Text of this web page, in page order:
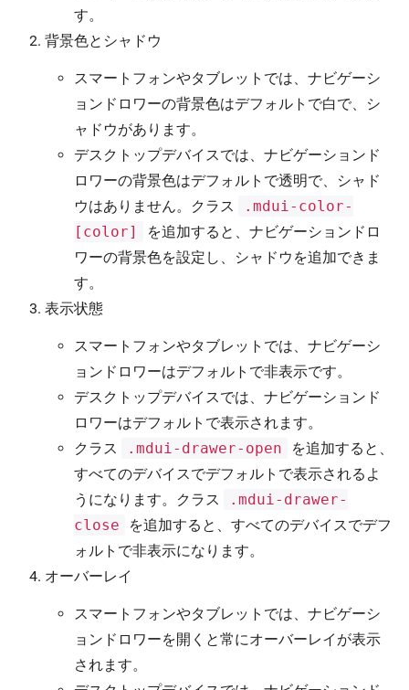
す。
背景色とシャドウ
スマートフォンやタブレットでは、ナビゲーシ
ョンドロワーの背景色はデフォルトで白で、シ
ャドウがあります。
デスクトップデバイスでは、ナビゲーションド
ロワーの背景色はデフォルトで透明で、シャド
ウはありません。クラス
.mdui-color-
[color]
を追加すると、ナビゲーションドロ
ワーの背景色を設定し、シャドウを追加できま
す。
表示状態
スマートフォンやタブレットでは、ナビゲーシ
ョンドロワーはデフォルトで非表示です。
デスクトップデバイスでは、ナビゲーションド
ロワーはデフォルトで表示されます。
クラス
.mdui-drawer-open
を追加すると、
すべてのデバイスでデフォルトで表示されるよ
うになります。クラス
.mdui-drawer-
close
を追加すると、すべてのデバイスでデフ
ォルトで非表示になります。
オーバーレイ
スマートフォンやタブレットでは、ナビゲーシ
ョンドロワーを開くと常にオーバーレイが表示
されます。